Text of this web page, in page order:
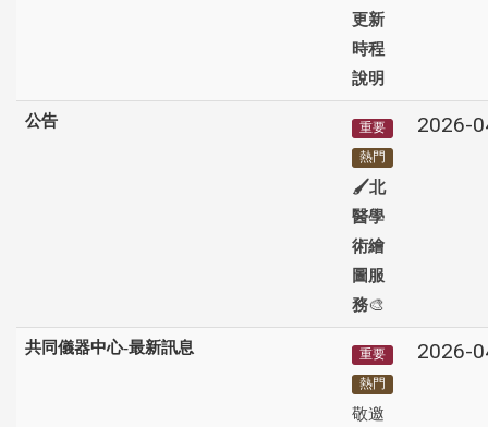
更新
時程
說明
公告
重要
熱門
🖌️北
醫學
術繪
圖服
務🎨
2026-
共同儀器中心-最新訊息
重要
熱門
敬邀
2026-